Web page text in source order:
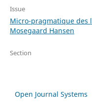
Issue
Micro-pragmatique des
Mosegaard Hansen
Section
Open Journal Systems